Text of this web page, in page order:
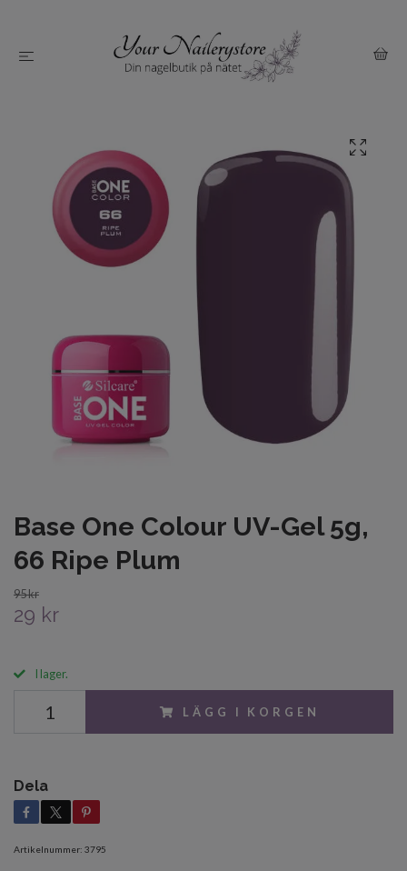
Base One Colour UV-Gel 5g,
66 Ripe Plum
95 kr
29 kr
I lager.
LÄGG I KORGEN
Dela
Artikelnummer: 3795